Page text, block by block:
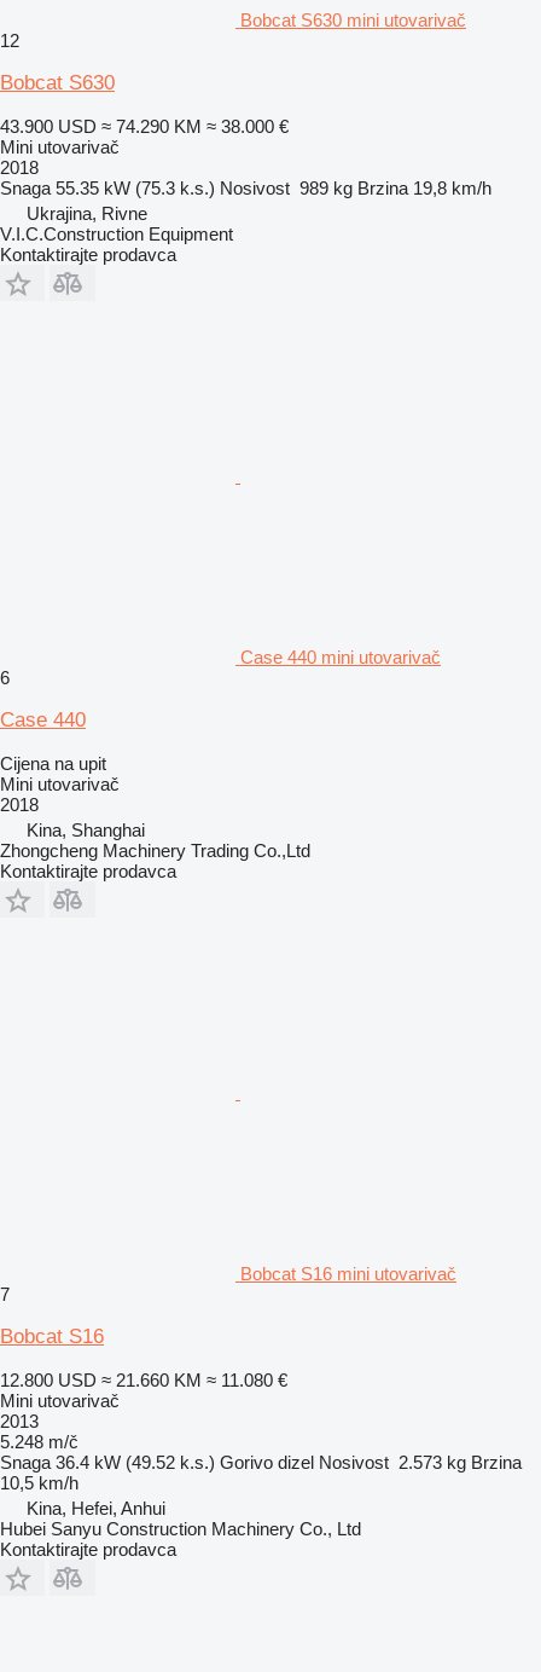
Bobcat S630 mini utovarivač
12
Bobcat S630
43.900 USD ≈ 74.290 KM ≈ 38.000 €
Mini utovarivač
2018
Snaga 55.35 kW (75.3 k.s.) Nosivost 989 kg Brzina 19,8 km/h
Ukrajina, Rivne
V.I.C.Construction Equipment
Kontaktirajte prodavca
Case 440 mini utovarivač
6
Case 440
Cijena na upit
Mini utovarivač
2018
Kina, Shanghai
Zhongcheng Machinery Trading Co.,Ltd
Kontaktirajte prodavca
Bobcat S16 mini utovarivač
7
Bobcat S16
12.800 USD ≈ 21.660 KM ≈ 11.080 €
Mini utovarivač
2013
5.248 m/č
Snaga 36.4 kW (49.52 k.s.) Gorivo dizel Nosivost 2.573 kg Brzina
10,5 km/h
Kina, Hefei, Anhui
Hubei Sanyu Construction Machinery Co., Ltd
Kontaktirajte prodavca